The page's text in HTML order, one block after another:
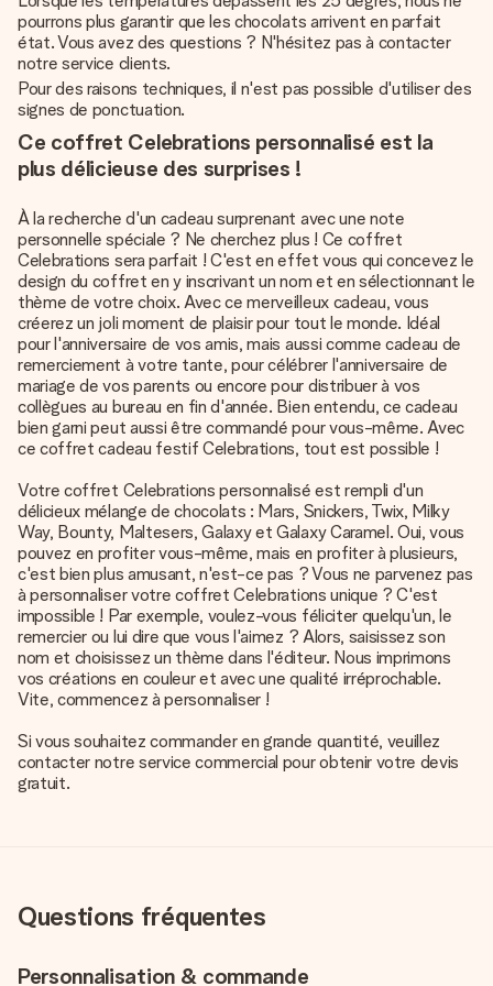
pourrons plus garantir que les chocolats arrivent en parfait
état. Vous avez des questions ? N'hésitez pas à contacter
notre service clients.
Pour des raisons techniques, il n'est pas possible d'utiliser des
signes de ponctuation.
Ce coffret Celebrations personnalisé est la
plus délicieuse des surprises !
À la recherche d'un cadeau surprenant avec une note
personnelle spéciale ? Ne cherchez plus ! Ce coffret
Celebrations sera parfait ! C'est en effet vous qui concevez le
design du coffret en y inscrivant un nom et en sélectionnant le
thème de votre choix. Avec ce merveilleux cadeau, vous
créerez un joli moment de plaisir pour tout le monde. Idéal
pour l'anniversaire de vos amis, mais aussi comme cadeau de
remerciement à votre tante, pour célébrer l'anniversaire de
mariage de vos parents ou encore pour distribuer à vos
collègues au bureau en fin d'année. Bien entendu, ce cadeau
bien garni peut aussi être commandé pour vous-même. Avec
ce coffret cadeau festif Celebrations, tout est possible !
Votre coffret Celebrations personnalisé est rempli d'un
délicieux mélange de chocolats : Mars, Snickers, Twix, Milky
Way, Bounty, Maltesers, Galaxy et Galaxy Caramel. Oui, vous
pouvez en profiter vous-même, mais en profiter à plusieurs,
c'est bien plus amusant, n'est-ce pas ? Vous ne parvenez pas
àpersonnaliser votre coffret Celebrations unique ? C'est
impossible ! Par exemple, voulez-vous féliciter quelqu'un, le
remercier ou lui dire que vous l'aimez ? Alors, saisissez son
nom et choisissez un thème dans l'éditeur. Nous imprimons
vos créations en couleur et avec une qualité irréprochable.
Vite, commencez à personnaliser !
Si vous souhaitez commander en grande quantité, veuillez
contacter notre service commercial pour obtenir votre devis
gratuit.
Questions fréquentes
Personnalisation & commande